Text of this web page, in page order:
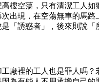
樓空蕩，只有清潔工人
出現，在空蕩無車的馬
「誘惑者」，後來則說
廠裡的工人也是罪人嗎